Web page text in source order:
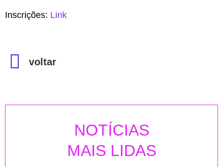
Inscrições: Link
voltar
NOTÍCIAS
MAIS LIDAS